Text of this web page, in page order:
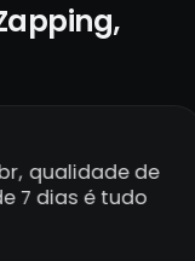
de
é tudo